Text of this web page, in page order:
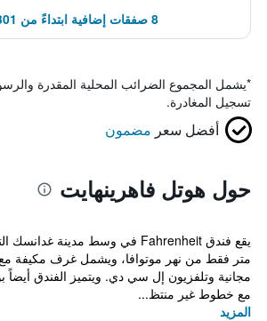
8 صفقات إضافية ابتداءً من 301 ﷼
*يشمل المجموع الضرائب المحلية المقدرة
تسجيل المغادرة.
أفضل سعر مضمون
حول هوتل فاهرينهايت
متر فقط من نهر موتوافا، ويشمل غرف مكيفة
مجانية وتلفزيون إل سي دي. ويتميز الفندق أيضاً
مع خطوط غير منتظ...
المزيد